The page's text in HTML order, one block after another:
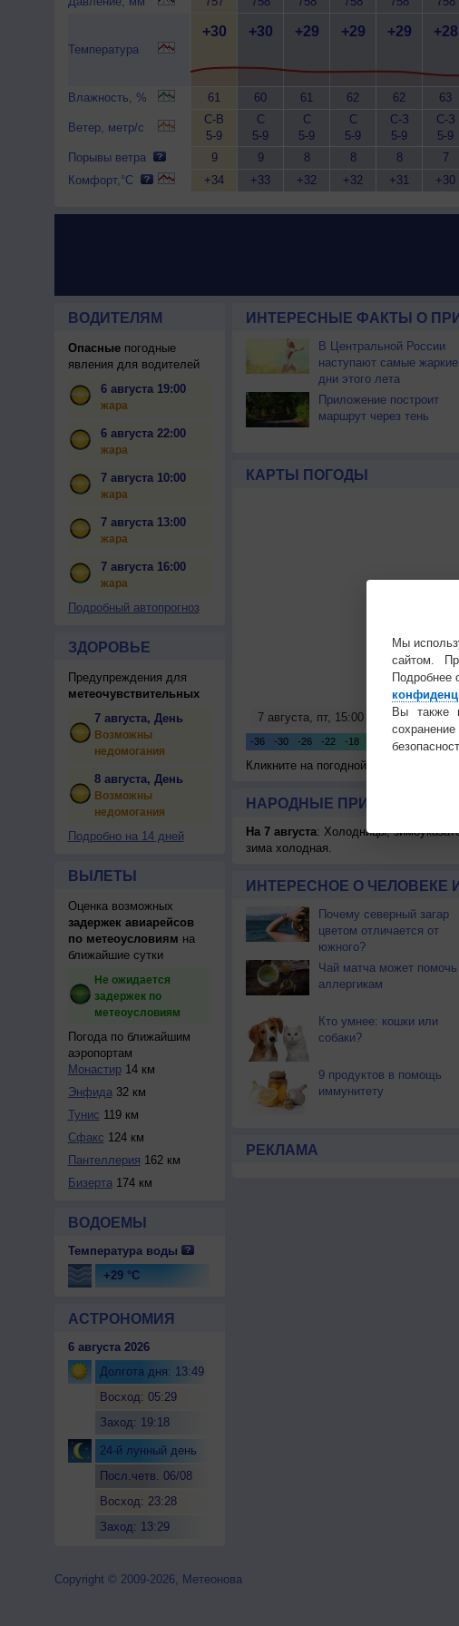
Температура
Влажность, %
Ветер, метр/с
Порывы ветра
Комфорт,°C
+30
61
С-В
5-9
9
+34
+30
60
С
5-9
9
+33
+29
61
С
5-9
8
+32
+29
62
С
5-9
8
+32
+29
62
С-З
5-9
8
+31
+28
63
С-З
5-9
7
+30
ВОДИТЕЛЯМ
Опасныепогодные
явления для водителей
6 августа 19:00
жара
6 августа 22:00
жара
7 августа 10:00
жара
7 августа 13:00
жара
7 августа 16:00
жара
Подробный автопрогноз
ЗДОРОВЬЕ
Предупреждения для
метеочувствительных
7 августа, День
Возможны
недомогания
8 августа, День
Возможны
недомогания
Подробно на 14 дней
ВЫЛЕТЫ
Оценка возможных
задержек авиарейсов
по метеоусловиям на
ближайшие сутки
Не ожидается
задержек по
метеоусловиям
Погода по ближайшим
аэропортам
Монастир14 км
Энфида32 км
Тунис 119 км
Сфакс 124 км
Пантеллерия 162 км
Бизерта174 км
ВОДОЕМЫ
Температура воды
+29 °C
АСТРОНОМИЯ
6 августа 2026
Долгота дня: 13:49
Восход: 05:29
Заход: 19:18
24-й лунный день
Посл.четв. 06/08
Восход: 23:28
Заход: 13:29
ИНТЕРЕСНЫЕ ФАКТЫ О
В Центральной России
наступают самые жаркие
дни этого лета
Приложение построит
маршрут через тень
КАРТЫ ПОГОДЫ
Кликните на погодной карте для
НАРОДНЫЕ ПРИМЕТЫ И
На 7 августа: Холодницы,
зима холодная.
ИНТЕРЕСНОЕ О ЧЕЛОВЕКЕ
Почему северный загар
цветом отличается от
южного?
Чай матча может помочь
аллергикам
Кто умнее: кошки или
собаки?
9 продуктов в помощь
иммунитету
РЕКЛАМА
Copyright © 2009-2026, Метеонова
Мы
сайтом.
Подробнее
Вы также